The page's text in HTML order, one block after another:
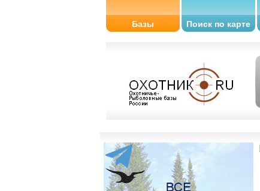
Базы Поиск по карте